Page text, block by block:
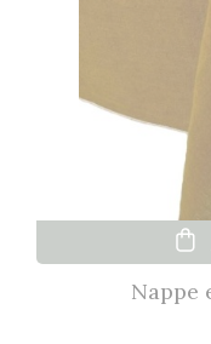
Nappe